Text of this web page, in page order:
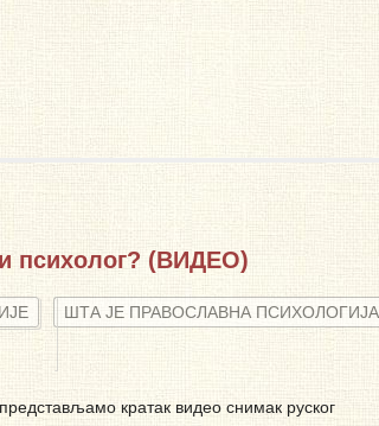
психолог? (ВИДЕО)
ШТА ЈЕ ПРАВОСЛАВНА ПСИХОЛОГИЈА
кратак видео снимак руског